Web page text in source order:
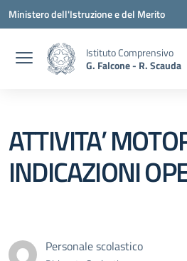
Vai ai contenuti
Vai al menu di navigazione
Vai al footer
Ministero dell'Istruzione e del Merito
Istituto Comprensivo
G. Falcone - R. Scauda
ATTIVITA’
INDICAZIONI
Personale scolastico